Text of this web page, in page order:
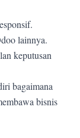
lainnya.
keputusan
bagaimana
bisnis